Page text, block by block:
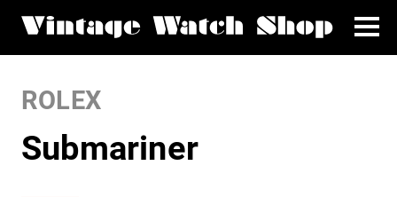
ROLEX
Submariner